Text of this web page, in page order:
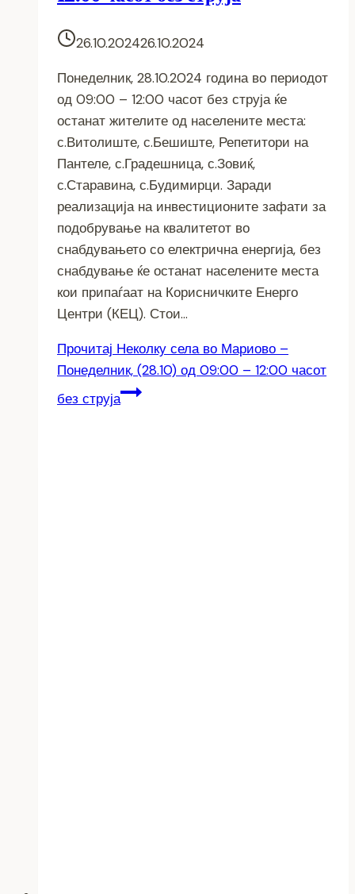
26.10.202426.10.2024
Понеделник, 28.10.2024 година во периодот
од 09:00 – 12:00 часот без струја ќе
останат жителите од населените места:
с.Витолиште, с.Бешиште, Репетитори на
Пантеле, с.Градешница, с.Зовиќ,
с.Старавина, с.Будимирци. Заради
реализација на инвестиционите зафати за
подобрување на квалитетот во
снабдувањето со електрична енергија, без
снабдување ќе останат населените места
кои припаѓаат на Корисничките Енерго
Центри (КЕЦ). Стои…
Прочитај Неколку села во Мариово –
Понеделник, (28.10) од 09:00 – 12:00 часот
без струја